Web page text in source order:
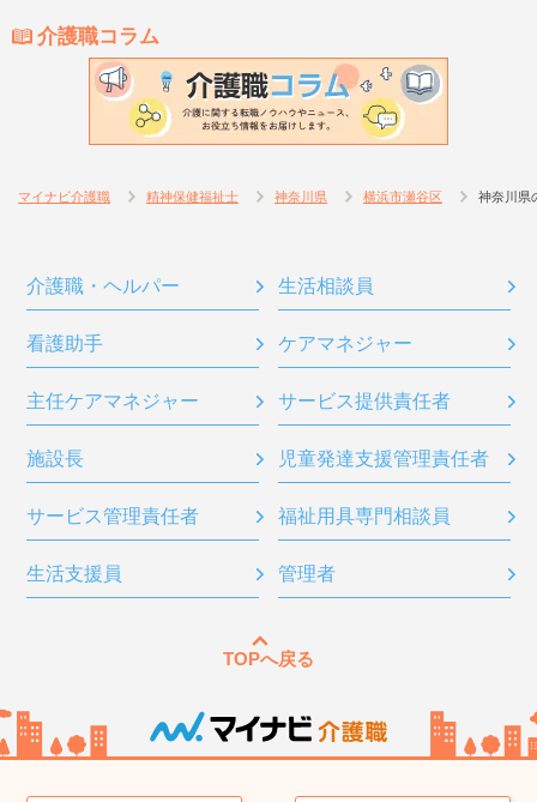
介護職コラム
マイナビ介護職 精神保健福祉士 神奈川県 横浜市瀬谷区 神奈川県
介護職・ヘルパー 生活相談員
看護助手 ケアマネジャー
主任ケアマネジャー サービス提供責任者
施設長 児童発達支援管理責任者
サービス管理責任者 福祉用具専門相談員
生活支援員 管理者
TOPへ戻る